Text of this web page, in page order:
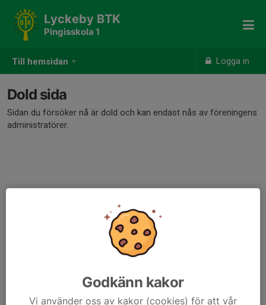
Till hemsidan Logga in
Lyckeby BTK
Pingisskola 1
Dold sida
Sidan du försöker nå är dold och kan endast nås av föreningens
administratörer.
Godkänn kakor
Vi använder oss av kakor (cookies) för att vår